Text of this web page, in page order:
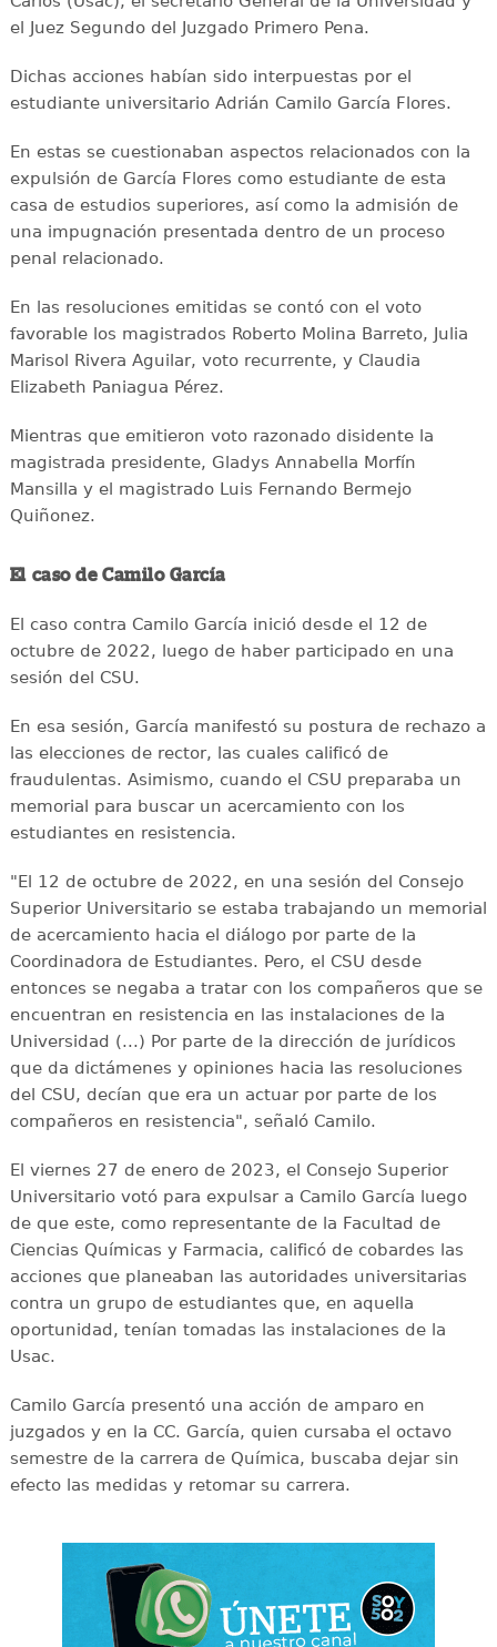
el Juez Segundo del Juzgado Primero Pena.
Dichas acciones habían sido interpuestas por el
estudiante universitario Adrián Camilo García Flores.
En estas se cuestionaban aspectos relacionados con la
expulsión de García Flores como estudiante de esta
casa de estudios superiores, así como la admisión de
una impugnación presentada dentro de un proceso
penal relacionado.
En las resoluciones emitidas se contó con el voto
favorable los magistrados Roberto Molina Barreto, Julia
Marisol Rivera Aguilar, voto recurrente, y Claudia
Elizabeth Paniagua Pérez.
Mientras que emitieron voto razonado disidente la
magistrada presidente, Gladys Annabella Morfín
Mansilla y el magistrado Luis Fernando Bermejo
Quiñonez.
El caso de Camilo García
El caso contra Camilo García inició desde el 12 de
octubre de 2022, luego de haber participado en una
sesión del CSU.
En esa sesión, García manifestó su postura de rechazo a
las elecciones de rector, las cuales calificó de
fraudulentas. Asimismo, cuando el CSU preparaba un
memorial para buscar un acercamiento con los
estudiantes en resistencia.
"El 12 de octubre de 2022, en una sesión del Consejo
Superior Universitario se estaba trabajando un memorial
de acercamiento hacia el diálogo por parte de la
Coordinadora de Estudiantes. Pero, el CSU desde
entonces se negaba a tratar con los compañeros que se
encuentran en resistencia en las instalaciones de la
Universidad (...) Por parte de la dirección de jurídicos
que da dictámenes y opiniones hacia las resoluciones
del CSU, decían que era un actuar por parte de los
compañeros en resistencia", señaló Camilo.
El viernes 27 de enero de 2023, el Consejo Superior
Universitario votó para expulsar a Camilo García luego
de que este, como representante de la Facultad de
Ciencias Químicas y Farmacia, calificó de cobardes las
acciones que planeaban las autoridades universitarias
contra un grupo de estudiantes que, en aquella
oportunidad, tenían tomadas las instalaciones de la
Usac.
Camilo García presentó una acción de amparo en
juzgados y en la CC. García, quien cursaba el octavo
semestre de la carrera de Química, buscaba dejar sin
efecto las medidas y retomar su carrera.